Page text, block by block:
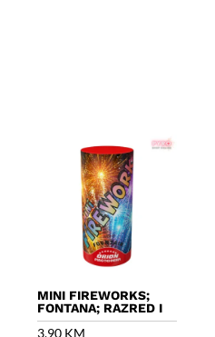
MINI FIREWORKS;
FONTANA; RAZRED I
3,90 KM